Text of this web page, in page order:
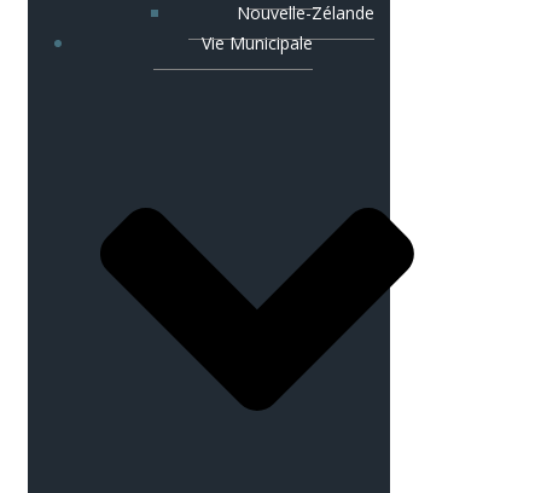
Nouvelle-Zélande
Vie Municipale